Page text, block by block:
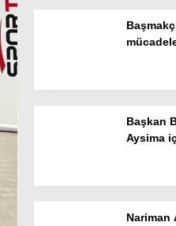
Başkan
Aysima
Nariman